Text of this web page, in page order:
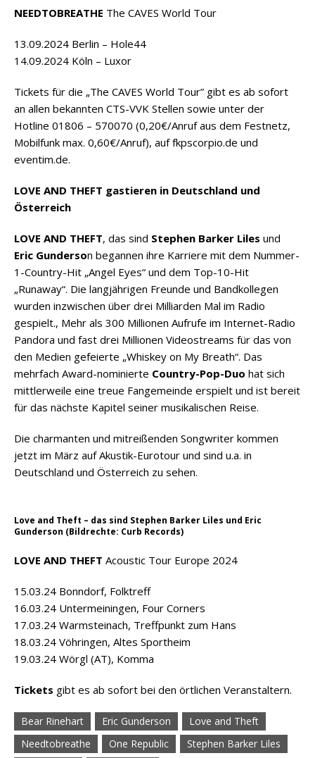
NEEDTOBREATHE The CAVES World Tour
13.09.2024 Berlin – Hole44
14.09.2024 Köln – Luxor
Tickets für die „The CAVES World Tour” gibt es ab sofort
an allen bekannten CTS-VVK Stellen sowie unter der
Hotline 01806 – 570070 (0,20€/Anruf aus dem Festnetz,
Mobilfunk max. 0,60€/Anruf), auf fkpscorpio.de und
eventim.de.
LOVE AND THEFT gastieren in Deutschland und
Österreich
LOVE AND THEFT, das sind Stephen Barker Liles und
Eric Gunderson begannen ihre Karriere mit dem Nummer-
1-Country-Hit „Angel Eyes“ und dem Top-10-Hit
„Runaway“. Die langjährigen Freunde und Bandkollegen
wurden inzwischen über drei Milliarden Mal im Radio
gespielt., Mehr als 300 Millionen Aufrufe im Internet-Radio
Pandora und fast drei Millionen Videostreams für das von
den Medien gefeierte „Whiskey on My Breath“. Das
mehrfach Award-nominierte Country-Pop-Duo hat sich
mittlerweile eine treue Fangemeinde erspielt und ist bereit
für das nächste Kapitel seiner musikalischen Reise.
Die charmanten und mitreißenden Songwriter kommen
jetzt im März auf Akustik-Eurotour und sind u.a. in
Deutschland und Österreich zu sehen.
Love and Theft – das sind Stephen Barker Liles und Eric
Gunderson (Bildrechte: Curb Records)
LOVE AND THEFT Acoustic Tour Europe 2024
15.03.24 Bonndorf, Folktreff
16.03.24 Untermeiningen, Four Corners
17.03.24 Warmsteinach, Treffpunkt zum Hans
18.03.24 Vöhringen, Altes Sportheim
19.03.24 Wörgl (AT), Komma
Tickets gibt es ab sofort bei den örtlichen Veranstaltern.
Bear Rinehart Eric Gunderson
Love and Theft
Needtobreathe
One Republic
Stephen Barker Liles